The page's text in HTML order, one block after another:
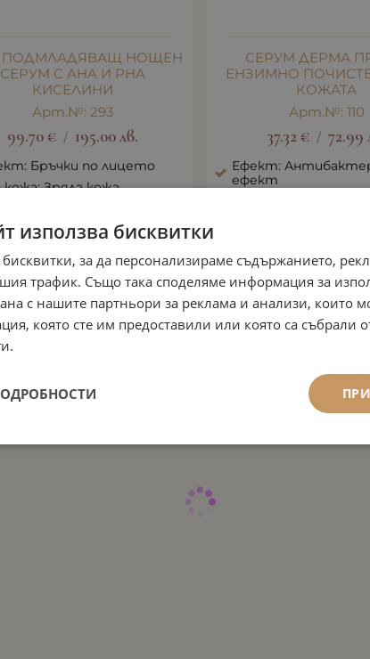
ПОДМЛАДЯВАЩ НОЩЕН
СЕРУМ С AHA И PHA
КИСЕЛИНИ
Арт.№: 293
99.70€ / 195.00лв.
Бръчки по лицето
кожа: Зряла кожа
СЕРУМ ДЕРМА
ЕНЗИМНО
КОЖАТА
Арт.№: 110
37.32€ / 72.99
Ефект:
ефект
използва бисквитки
за да персонализираме съдържанието,
трафик. Също така споделяме информация за
с нашите партньори за реклама и анализи, които
която сте им предоставили или която са събрали